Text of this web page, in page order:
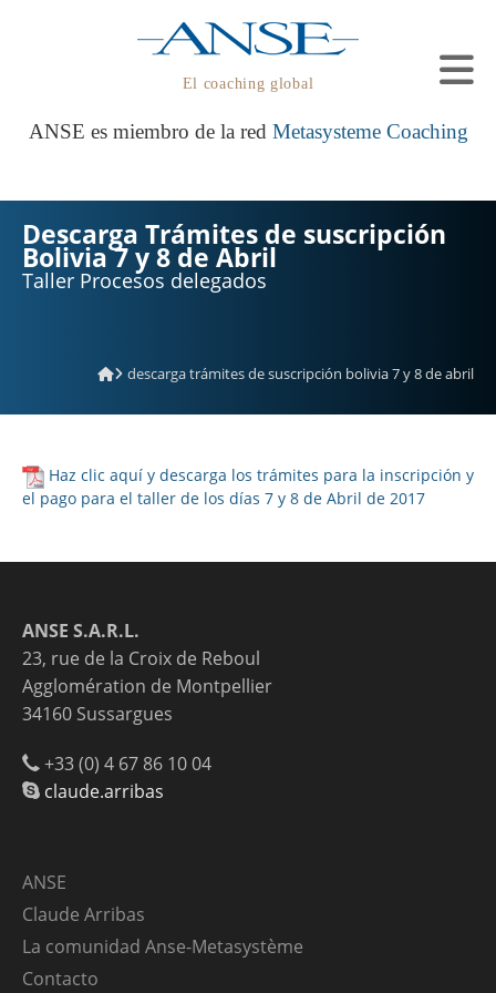
El coaching global
ANSE es miembro de la red Metasysteme Coaching
Descarga Trámites de suscripción
Bolivia 7 y 8 de Abril
Taller Procesos delegados
descarga trámites de suscripción bolivia 7 y 8 de abril
Haz clic aquí y descarga los trámites para la inscripción y
el pago para el taller de los días 7 y 8 de Abril de 2017
ANSE S.A.R.L.
23, rue de la Croix de Reboul
Agglomération de Montpellier
34160 Sussargues
+33 (0) 4 67 86 10 04
claude.arribas
ANSE
Claude Arribas
La comunidad Anse-Metasystème
Contacto